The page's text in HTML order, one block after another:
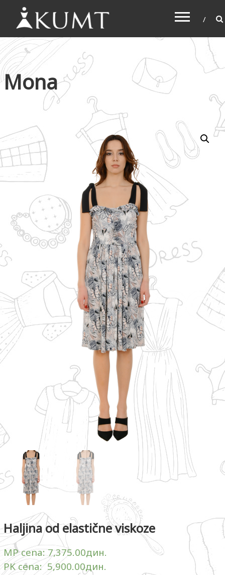
KUMT
Haljine online
Mona
Haljina od elastične viskoze
MP cena: 7,375.00дин.
PK cena:5,900.00дин.